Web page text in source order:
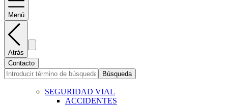
Menú
Atrás
Contacto
Búsqueda
SEGURIDAD VIAL
ACCIDENTES